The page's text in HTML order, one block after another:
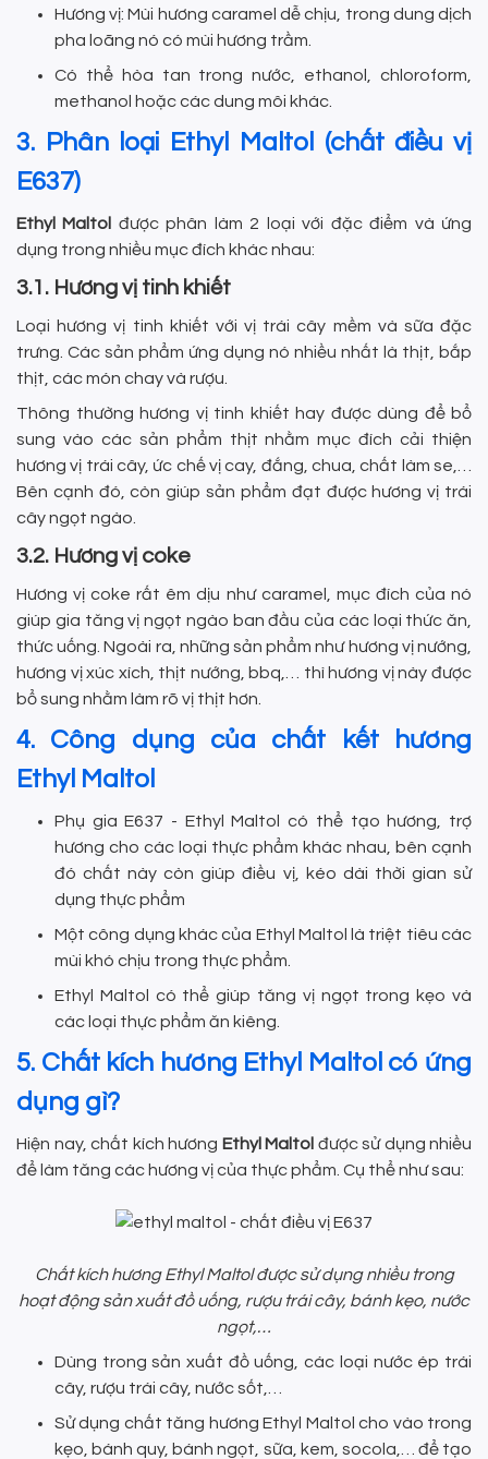
Hương vị: Mùi hương caramel dễ chịu, trong dung dịch
pha loãng nó có mùi hương trầm.
Có thể hòa tan trong nước, ethanol, chloroform,
methanol hoặc các dung môi khác.
3. Phân loại Ethyl Maltol (chất điều vị
E637)
Ethyl Maltol
được phân làm 2 loại với đặc điểm và ứng
dụng trong nhiều mục đích khác nhau:
3.1. Hương vị tinh khiết
Loại hương vị tinh khiết với vị trái cây mềm và sữa đặc
trưng. Các sản phẩm ứng dụng nó nhiều nhất là thịt, bắp
thịt, các món chay và rượu.
Thông thường hương vị tinh khiết hay được dùng để bổ
sung vào các sản phẩm thịt nhằm mục đích cải thiện
hương vị trái cây, ức chế vị cay, đắng, chua, chất làm se,…
Bên cạnh đó, còn giúp sản phẩm đạt được hương vị trái
cây ngọt ngào.
3.2. Hương vị coke
Hương vị coke rất êm dịu như caramel, mục đích của nó
giúp gia tăng vị ngọt ngào ban đầu của các loại thức ăn,
thức uống. Ngoài ra, những sản phẩm như hương vị nướng,
hương vị xúc xích, thịt nướng, bbq,… thì hương vị này được
bổ sung nhằm làm rõ vị thịt hơn.
4. Công dụng của chất kết hương
Ethyl Maltol
Phụ gia E637 - Ethyl Maltol có thể tạo hương, trợ
hương cho các loại thực phẩm khác nhau, bên cạnh
đó chất này còn giúp điều vị, kéo dài thời gian sử
dụng thực phẩm
Một công dụng khác của Ethyl Maltol là triệt tiêu các
mùi khó chịu trong thực phẩm.
Ethyl Maltol có thể giúp tăng vị ngọt trong kẹo và
các loại thực phẩm ăn kiêng.
5. Chất kích hương Ethyl Maltol có ứng
dụng gì?
Hiện nay, chất kích hương Ethyl Maltol được sử dụng nhiều
để làm tăng các hương vị của thực phẩm. Cụ thể như sau:
Chất kích hương Ethyl Maltol được sử dụng nhiều trong
hoạt động sản xuất đồ uống, rượu trái cây, bánh kẹo, nước
ngọt,…
Dùng trong sản xuất đồ uống, các loại nước ép trái
cây, rượu trái cây, nước sốt,…
Sử dụng chất tăng hương Ethyl Maltol cho vào trong
kẹo, bánh quy, bánh ngọt, sữa, kem, socola,… để tạo